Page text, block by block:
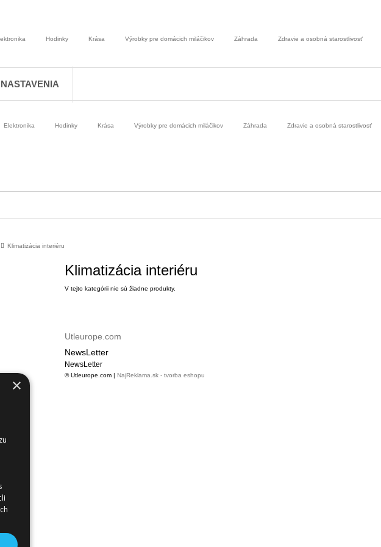
Hodinky Krása Výrobky pre domácich miláčikov Záhrada Zdravie a osobná starostlivosť
NASTAVENIA
Elektronika Hodinky Krása Výrobky pre domácich miláčikov Záhrada Zdravie a osobná starostlivosť
Klimatizácia interiéru
Klimatizácia interiéru
V tejto kategórii nie sú žiadne produkty.
Utleurope.com
NewsLetter
NewsLetter
© Utleurope.com | NajReklama.sk - tvorba eshopu
×